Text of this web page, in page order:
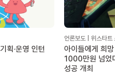
획·운영 인턴
언론보도 | 위스타트
아이들에게 희
1000만원 넘었
성공 개최